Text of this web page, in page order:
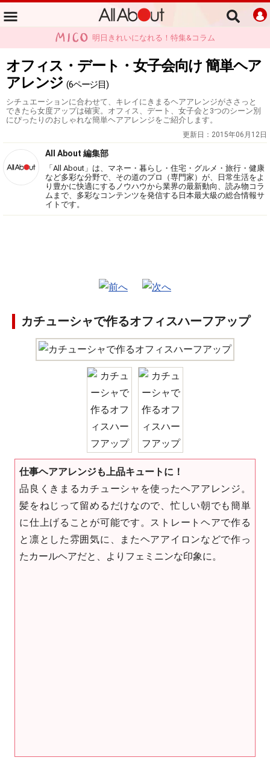
明日きれいになれる！特集&コラム
オフィス・デート・女子会向け 簡単ヘア
アレンジ (6ページ目)
シチュエーションに合わせて、キレイにきまるヘアアレンジがささっと
できたら女度アップは確実。オフィス、デート、女子会と3つのシーン別
にぴったりのおしゃれな簡単ヘアアレンジをご紹介します。
更新日： 2015年06月12日
All About 編集部
「All About」は、マネー・暮らし・住宅・グルメ・旅行・健康
など多彩な分野で、その道のプロ（専門家）が、日常生活をよ
り豊かに快適にするノウハウから業界の最新動向、読み物コラ
ムまで、多彩なコンテンツを発信する日本最大級の総合情報サ
イトです。
カチューシャで作るオフィスハーフアップ
仕事ヘアアレンジも上品キュートに！
品良くきまるカチューシャを使ったヘアアレンジ。
髪をねじって留めるだけなので、忙しい朝でも簡単
に仕上げることが可能です。ストレートヘアで作る
と凛とした雰囲気に、またヘアアイロンなどで作っ
たカールヘアだと、よりフェミニンな印象に。